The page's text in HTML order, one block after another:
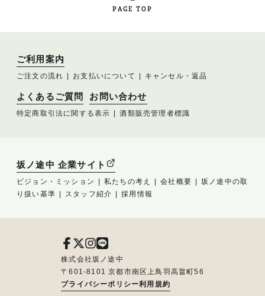
PAGE TOP
ご利用案内
ご注文の流れ お支払いについて キャンセル・返品
よくあるご質問 お問い合わせ
特定商取引法に関する表示 酒類販売管理者標識
坂ノ途中 企業サイト
ビジョン・ミッション 私たちの考え 会社概要
坂ノ途中の取
り扱い基準
スタッフ紹介 採用情報
株式会社坂ノ途中
〒601-8101 京都市南区上鳥羽高畠町56
プライバシーポリシー利用規約